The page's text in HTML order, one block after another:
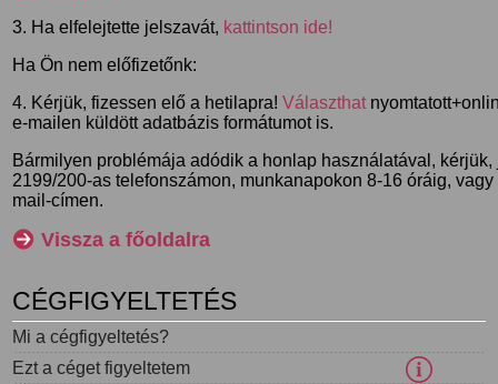
3. Ha elfelejtette jelszavát, kattintson ide!
Ha Ön nem előfizetőnk:
4. Kérjük, fizessen elő a hetilapra!Választhat
e-mailen küldött adatbázis formátumot is.
Bármilyen problémája adódik a honlap használatával,
2199/200-as telefonszámon, munkanapokon 8-16 óráig,
mail-címen.
Vissza a főoldalra
CÉGFIGYELTETÉS
Mi a cégfigyeltetés?
Ezt a céget figyeltetem